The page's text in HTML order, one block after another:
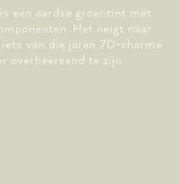
een aardse groentint met
Het neigt naar
van die jaren 70-charme
overheersend te zijn.